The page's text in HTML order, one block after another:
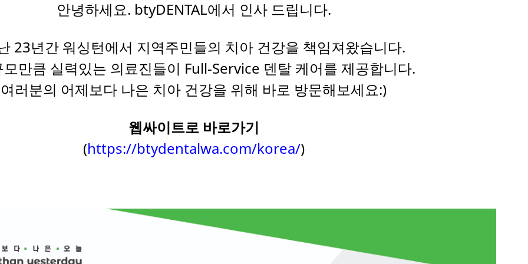
안녕하세요. btyDENTAL에서 인사 드립니다.
23년간 워싱턴에서 지역주민들의 치아 건강을 책임져왔습니다.
만큼 실력있는 의료진들이 Full-Service 덴탈 케어를 제공합니다.
여러분의 어제보다 나은 치아 건강을 위해 바로 방문해보세요:)
웹싸이트로 바로가기
(https://btydentalwa.com/korea/)